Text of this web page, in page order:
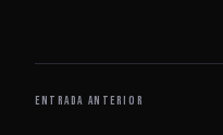
ENTRADA ANTERIOR